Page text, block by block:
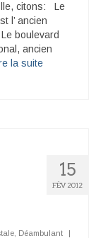
citons: Le
l’ ancien
boulevard
ancien
la suite­­
15
FÉV 2012
Déambulant
|